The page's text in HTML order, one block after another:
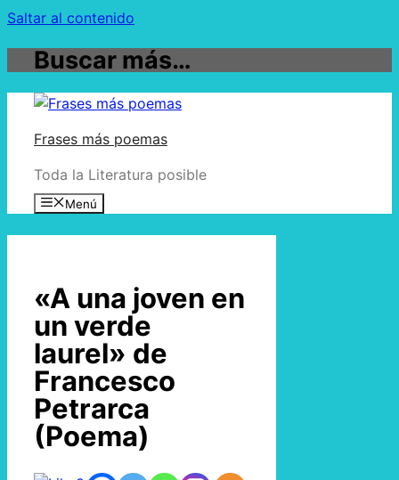
Saltar al contenido
Buscar más…
Frases más poemas
Toda la Literatura posible
Menú
«A una joven en
un verde
laurel» de
Francesco
Petrarca
(Poema)